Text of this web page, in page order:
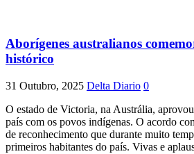
Aborígenes australianos
histórico
31 Outubro, 2025 Delta Diario 0
O estado de Victoria, na Austrália,
país com os povos indígenas. O acordo
de reconhecimento que durante muito
primeiros habitantes do país. Vivas e